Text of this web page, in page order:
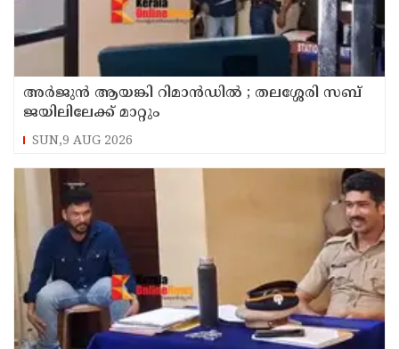
അര്‍ജുന്‍ ആയങ്കി റിമാന്‍ഡില്‍ ; തലശ്ശേരി സബ്
ജയിലിലേക്ക് മാറ്റും
SUN,9 AUG 2026